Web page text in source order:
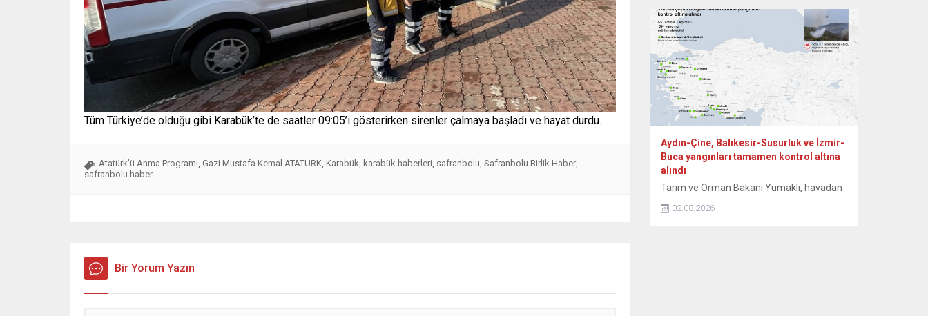
Tüm Türkiye’de olduğu gibi Karabük’te de saatler 09:05’i gösterirken sirenler çalmaya başladı ve hayat durdu.
Atatürk'ü Anma Programı, Gazi Mustafa Kemal ATATÜRK, Karabük, karabük haberleri, safranbolu, Safranbolu Birlik Haber,
safranbolu haber
Bir Yorum Yazın
Kurulu tarafından onaylandı. Yapının ayağa
kaldırılması için onaylı proje hazır
tutulurken, 80 ila 100 milyon TL’yi bulan
restorasyon maliyeti için kaynak arayışları
hız kazandı. Safranbolu Belediyesi Kültürel
Miras...
Aydın-Çine, Balıkesir-Susurluk ve İzmir-
Buca yangınları tamamen kontrol altına
alındı
Tarım ve Orman Bakanı Yumaklı, havadan
sonucunda, Aydın’ın Çine, Balıkesir’in
02.08.2026